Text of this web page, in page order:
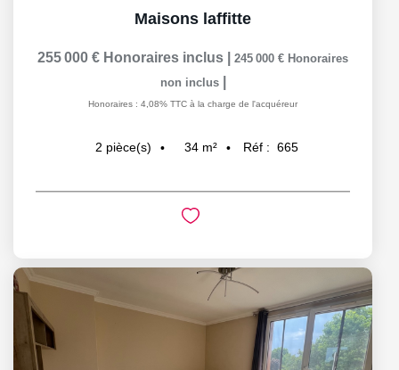
Maisons laffitte
255 000 € Honoraires inclus 245 000 € Honoraires
non inclus
Honoraires : 4,08% TTC à la charge de l'acquéreur
2 pièce(s) 34 m² Réf : 665